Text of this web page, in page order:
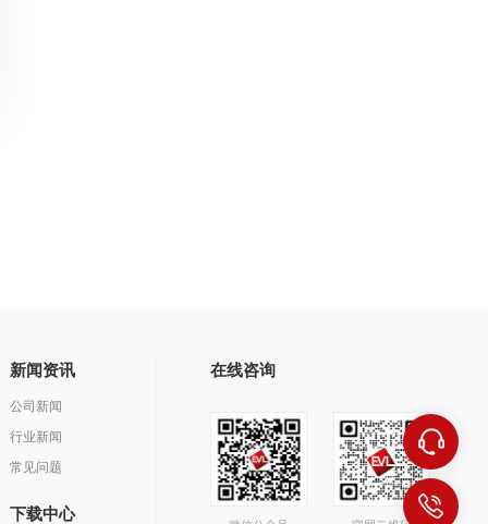
新闻资讯
公司新闻
行业新闻
常见问题
下载中心
在线咨询